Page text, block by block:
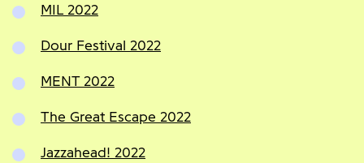
MIL 2022
Dour Festival 2022
MENT 2022
The Great Escape 2022
Jazzahead! 2022